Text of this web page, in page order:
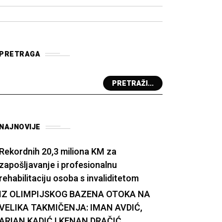
PRETRAŽI...
20,3 miliona KM za
i profesionalnu
osoba s invaliditetom
OLIMPIJSKOG BAZENA OTOKA NA
TAKMIČENJA: IMAN AVDIĆ,